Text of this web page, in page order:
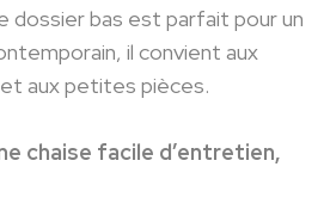
dossier bas est parfait pour un
il convient aux
aux petites pièces.
chaise facile d’entretien,